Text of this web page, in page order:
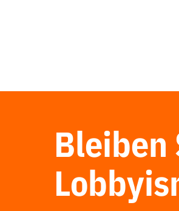
Bleiben